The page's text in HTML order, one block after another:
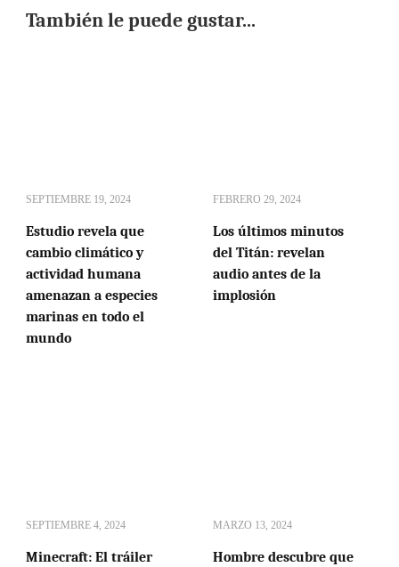
También le puede gustar...
SEPTIEMBRE 19, 2024
Estudio revela que
cambio climático y
actividad humana
amenazan a especies
marinas en todo el
mundo
FEBRERO 29, 2024
Los últimos minutos
del Titán: revelan
audio antes de la
implosión
SEPTIEMBRE 4, 2024
Minecraft: El tráiler
MARZO 13, 2024
Hombre descubre que